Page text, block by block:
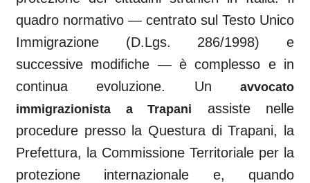
quadro normativo — centrato sul Testo Unico
Immigrazione (D.Lgs. 286/1998) e
successive modifiche — è complesso e in
continua evoluzione. Un
avvocato
immigrazionista a Trapani
assiste nelle
procedure presso la Questura diTrapani, la
Prefettura, la Commissione Territoriale per la
protezione internazionale e, quando